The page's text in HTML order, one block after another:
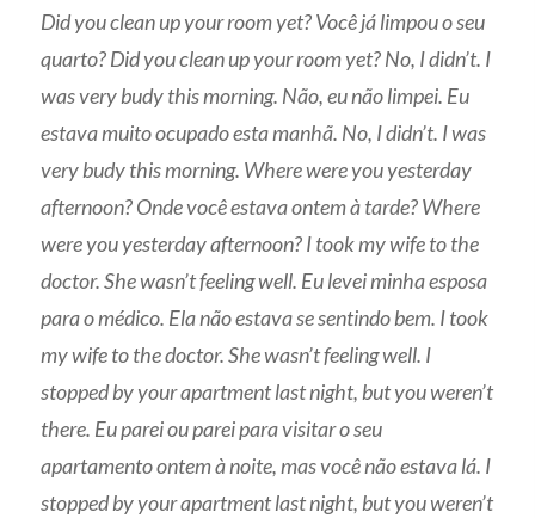
Did you clean up your room yet? Você já limpou o seu
quarto? Did you clean up your room yet? No, I didn’t. I
was very budy this morning. Não, eu não limpei. Eu
estava muito ocupado esta manhã. No, I didn’t. I was
very budy this morning. Where were you yesterday
afternoon? Onde você estava ontem à tarde? Where
were you yesterday afternoon? I took my wife to the
doctor. She wasn’t feeling well. Eu levei minha esposa
para o médico. Ela não estava se sentindo bem. I took
my wife to the doctor. She wasn’t feeling well. I
stopped by your apartment last night, but you weren’t
there. Eu parei ou parei para visitar o seu
apartamento ontem à noite, mas você não estava lá. I
stopped by your apartment last night, but you weren’t